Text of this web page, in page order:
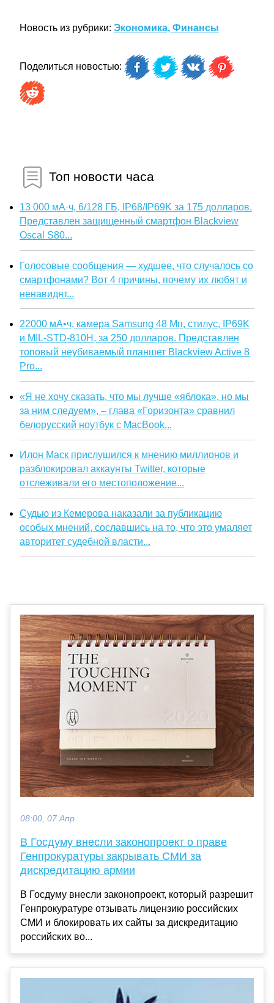
Новость из рубрики: Экономика, Финансы
Поделиться новостью:
Топ новости часа
13 000 мА·ч, 6/128 ГБ, IP68/IP69K за 175 долларов.
Представлен защищенный смартфон Blackview
Oscal S80...
Голосовые сообщения — худшее, что случалось со
смартфонами? Вот 4 причины, почему их любят и
ненавидят...
22000 мА•ч, камера Samsung 48 Мп, стилус, IP69K
и MIL-STD-810H, за 250 долларов. Представлен
топовый неубиваемый планшет Blackview Active 8
Pro...
«Я не хочу сказать, что мы лучше «яблока», но мы
за ним следуем», – глава «Горизонта» сравнил
белорусский ноутбук с MacBook...
Илон Маск прислушился к мнению миллионов и
разблокировал аккаунты Twitter, которые
отслеживали его местоположение...
Судью из Кемерова наказали за публикацию
особых мнений, сославшись на то, что это умаляет
авторитет судебной власти...
08:00, 07 Апр
В Госдуму внесли законопроект о праве
Генпрокуратуры закрывать СМИ за
дискредитацию армии
В Госдуму внесли законопроект, который разрешит
Генпрокуратуре отзывать лицензию российских
СМИ и блокировать их сайты за дискредитацию
российских во...